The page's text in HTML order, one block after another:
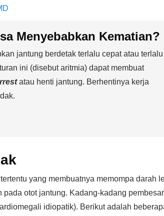
Menyebabkan Kematian?
jantung berdetak terlalu cepat atau terlalu
ini (disebut aritmia) dapat membuat
atau henti jantung. Berhentinya kerja
yang membuatnya memompa darah
otot jantung. Kadang-kadang
idiopatik). Berikut adalah